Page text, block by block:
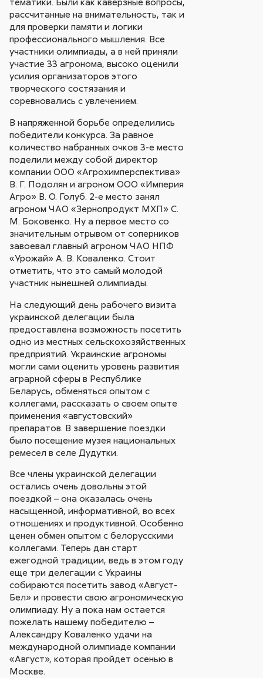
рассчитанные на внимательность, так и
для проверки памяти и логики
профессионального мышления. Все
участники олимпиады, а в ней приняли
участие 33 агронома, высоко оценили
усилия организаторов этого
творческого состязания и
соревновались с увлечением.
В напряженной борьбе определились
победители конкурса. За равное
количество набранных очков 3-е место
поделили между собой директор
компании ООО «Агрохимперспектива»
В. Г. Подолян и агроном ООО «Империя
Агро» В. О. Голуб. 2-е место занял
агроном ЧАО «Зернопродукт МХП» С.
М. Боковенко. Ну а первое место со
значительным отрывом от соперников
завоевал главный агроном ЧАО НПФ
«Урожай» А. В. Коваленко. Стоит
отметить, что это самый молодой
участник нынешней олимпиады.
На следующий день рабочего визита
украинской делегации была
предоставлена возможность посетить
одно из местных сельскохозяйственных
предприятий. Украинские агрономы
могли сами оценить уровень развития
аграрной сферы в Республике
Беларусь, обменяться опытом с
коллегами, рассказать о своем опыте
применения «августовский»
препаратов. В завершение поездки
было посещение музея национальных
ремесел в селе Дудутки.
Все члены украинской делегации
остались очень довольны этой
поездкой – она оказалась очень
насыщенной, информативной, во всех
отношениях и продуктивной. Особенно
ценен обмен опытом с белорусскими
коллегами. Теперь дан старт
ежегодной традиции, ведь в этом году
еще три делегации с Украины
собираются посетить завод «Август-
Бел» и провести свою агрономическую
олимпиаду. Ну а пока нам остается
пожелать нашему победителю –
Александру Коваленко удачи на
международной олимпиаде компании
«Август», которая пройдет осенью в
Москве.